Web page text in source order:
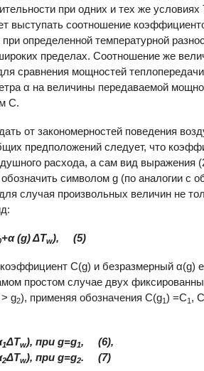
при одних и тех же условиях
выступать соотношение
определенной температурной
пределах. Соотношение же
сравнения мощностей
α на величины передаваемой
С.
от закономерностей поведения
предположений следует, что
расхода, а сам вид выражения
символом g (по аналогии с
случая произвольных величин не
+α (g) ΔТw), (5)
C(g) и безразмерный α(g)
простом случае двух
> g2), применяя обозначения С(g1) =C1 ,
1ΔТw), при g=g1, (6),
2ΔТw), при g=g2. (7)